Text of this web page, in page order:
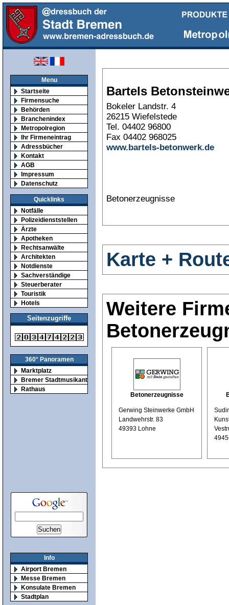
Menu
Startseite
Firmensuche
Behörden
Branchenindex
Metropolregion
Ihr Firmeneintrag
Adressbücher
Kontakt
AGB
Impressum
Datenschutz
Quicklinks
Notfälle
Polizeidienststellen
Ärzte
Apotheken
Rechtsanwälte
Architekten
Notdienste
Sachverständige
Steuerberater
Touristik
Hotels
Seitenzugriffe
360° Panoramen
Marktplatz
Bremer Stadtmusikanten
Rathaus
Info
Airport Bremen
Messe Bremen
Konsulate Bremen
Stadtplan
Bartels
Bokeler Landstr. 4
26215 Wiefelstede
Tel. 04402 96800
Fax 04402 968025
www.bartels-betonwerk.de
Betonerzeugnisse
Karte +
Weitere
Betonerzeugnisse
Gerwing Steinwerke GmbH
Landwehrstr. 83
49393 Lohne